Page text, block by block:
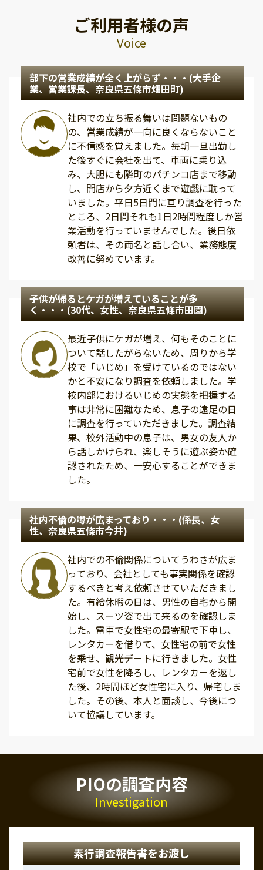
ご利用者様の声
Voice
部下の営業成績が全く上がらず・・・(大手企
業、営業課長、奈良県五條市畑田町)
社内での立ち振る舞いは問題ないもの
の、営業成績が一向に良くならないこと
に不信感を覚えました。毎朝一旦出勤し
た後すぐに会社を出て、車両に乗り込
み、大胆にも隣町のパチンコ店まで移動
し、開店から夕方近くまで遊戯に耽って
いました。平日5日間に亘り調査を行った
ところ、2日間それも1日2時間程度しか営
業活動を行っていませんでした。後日依
頼者は、その両名と話し合い、業務態度
改善に努めています。
子供が帰るとケガが増えていることが多
く・・・(30代、女性、奈良県五條市田園)
最近子供にケガが増え、何もそのことに
ついて話したがらないため、周りから学
校で「いじめ」を受けているのではない
かと不安になり調査を依頼しました。学
校内部におけるいじめの実態を把握する
事は非常に困難なため、息子の遠足の日
に調査を行っていただきました。調査結
果、校外活動中の息子は、男女の友人か
ら話しかけられ、楽しそうに遊ぶ姿か確
認されたため、一安心することができま
した。
社内不倫の噂が広まっており・・・(係長、女
性、奈良県五條市今井)
社内での不倫関係についてうわさが広ま
っており、会社としても事実関係を確認
するべきと考え依頼させていただきまし
た。有給休暇の日は、男性の自宅から開
始し、スーツ姿で出て来るのを確認しま
した。電車で女性宅の最寄駅で下車し、
レンタカーを借りて、女性宅の前で女性
を乗せ、観光デートに行きました。女性
宅前で女性を降ろし、レンタカーを返し
た後、2時間ほど女性宅に入り、帰宅しま
した。その後、本人と面談し、今後につ
いて協議しています。
PIOの調査内容
Investigation
素行調査報告書をお渡し